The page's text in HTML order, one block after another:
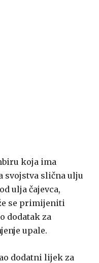
koja ima
slična ulju
ulja čajevca,
se primijeniti
dodatak za
upale.
dodatni lijek za